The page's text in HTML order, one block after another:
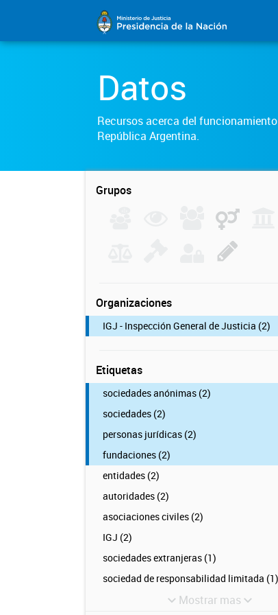
Datos
Recursos acerca del
República Argentina.
Grupos
Organizaciones
IGJ - Inspección General de Justicia (2)
Etiquetas
sociedades anónimas (2)
sociedades (2)
personas jurídicas (2)
fundaciones (2)
entidades (2)
autoridades (2)
asociaciones civiles (2)
IGJ (2)
sociedades extranjeras (1)
sociedad de responsabilidad limitada (1)
Mostrar mas